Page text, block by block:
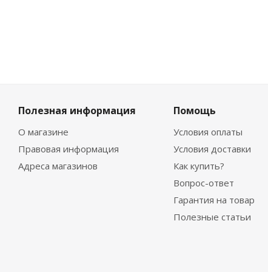
Полезная информация
О магазине
Правовая информация
Адреса магазинов
Помощь
Условия оплаты
Условия доставки
Как купить?
Вопрос-ответ
Гарантия на товар
Полезные статьи